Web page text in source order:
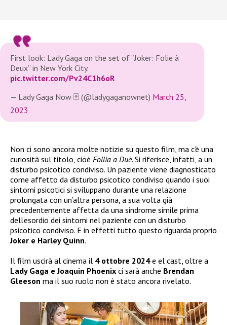
First look: Lady Gaga on the set of “Joker: Folie à
Deux” in New York City.
pic.twitter.com/Pv24C1h6oR
— Lady Gaga Now 🃏 (@ladygaganownet) March 25,
2023
Non ci sono ancora molte notizie su questo film, ma c’è una
curiosità sul titolo, cioè Follia a Due. Si riferisce, infatti, a un
disturbo psicotico condiviso. Un paziente viene diagnosticato
come affetto da disturbo psicotico condiviso quando i suoi
sintomi psicotici si sviluppano durante una relazione
prolungata con un’altra persona, a sua volta già
precedentemente affetta da una sindrome simile prima
dell’esordio dei sintomi nel paziente con un disturbo
psicotico condiviso. E in effetti tutto questo riguarda proprio
Joker e Harley Quinn.
Il film uscirà al cinema il 4 ottobre 2024e el cast, oltre a
Lady Gaga e Joaquin Phoenix ci sarà anche Brendan
Gleeson ma il suo ruolo non è stato ancora rivelato.